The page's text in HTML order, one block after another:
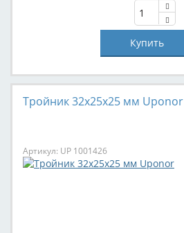
Тройник 32x25x25 мм Uponor
Артикул: UP 1001426